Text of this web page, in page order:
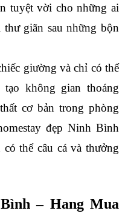
tuyệt vời cho những ai
giãn sau những bộn
giường và chỉ có thể
không gian thoáng
cơ bản trong phòng
đẹp Ninh Bình
thể câu cá và thưởng
– Hang Mua